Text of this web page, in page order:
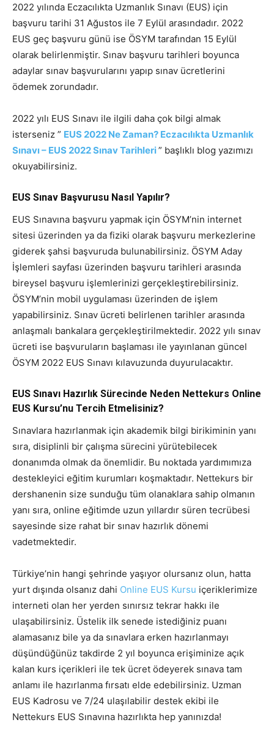
2022 yılında Eczacılıkta Uzmanlık Sınavı (EUS) için
başvuru tarihi 31 Ağustos ile 7 Eylül arasındadır. 2022
EUS geç başvuru günü ise ÖSYM tarafından 15 Eylül
olarak belirlenmiştir. Sınav başvuru tarihleri boyunca
adaylar sınav başvurularını yapıp sınav ücretlerini
ödemek zorundadır.
2022 yılı EUS Sınavı ile ilgili daha çok bilgi almak
isterseniz ” EUS 2022 Ne Zaman? Eczacılıkta Uzmanlık
Sınavı – EUS 2022 Sınav Tarihleri” başlıklı blog yazımızı
okuyabilirsiniz.
EUS Sınav Başvurusu Nasıl Yapılır?
EUS Sınavına başvuru yapmak için ÖSYM’nin internet
sitesi üzerinden ya da fiziki olarak başvuru merkezlerine
giderek şahsi başvuruda bulunabilirsiniz. ÖSYM Aday
İşlemleri sayfası üzerinden başvuru tarihleri arasında
bireysel başvuru işlemlerinizi gerçekleştirebilirsiniz.
ÖSYM’nin mobil uygulaması üzerinden de işlem
yapabilirsiniz. Sınav ücreti belirlenen tarihler arasında
anlaşmalı bankalara gerçekleştirilmektedir. 2022 yılı sınav
ücreti ise başvuruların başlaması ile yayınlanan güncel
ÖSYM 2022 EUS Sınavı kılavuzunda duyurulacaktır.
EUS Sınavı Hazırlık Sürecinde Neden Nettekurs Online
EUS Kursu’nu Tercih Etmelisiniz?
Sınavlara hazırlanmak için akademik bilgi birikiminin yanı
sıra, disiplinli bir çalışma sürecini yürütebilecek
donanımda olmak da önemlidir. Bu noktada yardımımıza
destekleyici eğitim kurumları koşmaktadır. Nettekurs bir
dershanenin size sunduğu tüm olanaklara sahip olmanın
yanı sıra, online eğitimde uzun yıllardır süren tecrübesi
sayesinde size rahat bir sınav hazırlık dönemi
vadetmektedir.
Türkiye’nin hangi şehrinde yaşıyor olursanız olun, hatta
yurt dışında olsanız dahi Online EUS Kursu içeriklerimize
interneti olan her yerden sınırsız tekrar hakkı ile
ulaşabilirsiniz. Üstelik ilk senede istediğiniz puanı
alamasanız bile ya da sınavlara erken hazırlanmayı
düşündüğünüz takdirde 2 yıl boyunca erişiminize açık
kalan kurs içerikleri ile tek ücret ödeyerek sınava tam
anlamı ile hazırlanma fırsatı elde edebilirsiniz. Uzman
EUS Kadrosu ve 7/24 ulaşılabilir destek ekibi ile
Nettekurs EUS Sınavına hazırlıkta hep yanınızda!